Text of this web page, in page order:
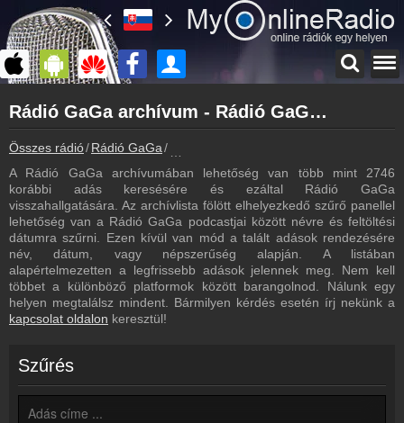
myonlineradio.hu
Rádió GaGa
Vissza a Rádió GaGa oldalára
Bejelentkezés
Hozz létre saját fiókot!
Most szól
Tudd meg mi szólt eddig
Frekvenciák
Rádió GaGa frekvencia
Műsorújság
Hírek
Rádió GaGa kapcsolatos hírek
Rádió GaGa archívum - Rádió GaGa podcasts - Rádió GaGa visszahallgatás
Összes rádió Rádió GaGa
A Rádió GaGa archívumában lehetőség van több mint 2746
korábbi adás keresésére és ezáltal Rádió GaGa
visszahallgatására. Az archívlista fölött elhelyezkedő szűrő panellel
lehetőség van a Rádió GaGa podcastjai között névre és feltöltési
dátumra szűrni. Ezen kívül van mód a talált adások rendezésére
név, dátum, vagy népszerűség alapján. A listában
alapértelmezetten a legfrissebb adások jelennek meg. Nem kell
többet a különböző platformok között barangolnod. Nálunk egy
helyen megtalálsz mindent. Bármilyen kérdés esetén írj nekünk a
kapcsolat oldalon keresztül!
Szűrés